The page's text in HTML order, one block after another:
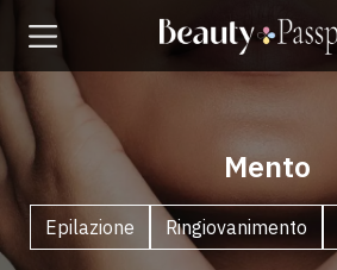
Mento
Epilazione Ringiovanimento